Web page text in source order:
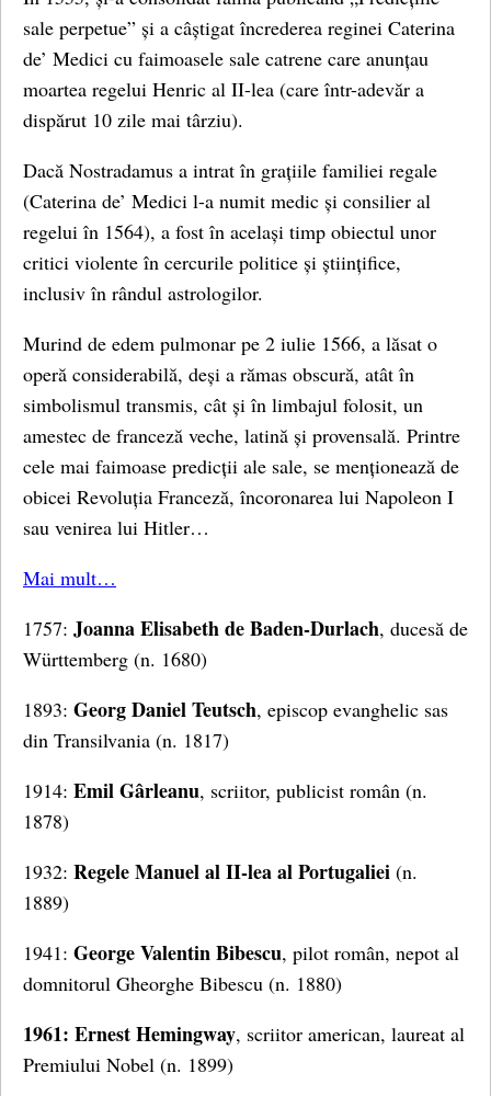
sale perpetue” și a câștigat încrederea reginei Caterina
de’ Medici cu faimoasele sale catrene care anunțau
moartea regelui Henric al II-lea (care într-adevăr a
dispărut 10 zile mai târziu).
Dacă Nostradamus a intrat în grațiile familiei regale
(Caterina de’ Medici l-a numit medic și consilier al
regelui în 1564), a fost în același timp obiectul unor
critici violente în cercurile politice și științifice,
inclusiv în rândul astrologilor.
Murind de edem pulmonar pe 2 iulie 1566, a lăsat o
operă considerabilă, deși a rămas obscură, atât în ​​
simbolismul transmis, cât și în limbajul folosit, un
amestec de franceză veche, latină și provensală. Printre
cele mai faimoase predicții ale sale, se menționează de
obicei Revoluția Franceză, încoronarea lui Napoleon I
sau venirea lui Hitler…
Mai mult…
1757: Joanna Elisabeth de Baden-Durlach, ducesă de
Württemberg (n. 1680)
1893: Georg Daniel Teutsch, episcop evanghelic sas
din Transilvania (n. 1817)
1914: Emil Gârleanu, scriitor, publicist român (n.
1878)
1932: Regele Manuel al II-lea al Portugaliei (n.
1889)
1941: George Valentin Bibescu, pilot român, nepot al
domnitorul Gheorghe Bibescu (n. 1880)
1961: Ernest Hemingway, scriitor american, laureat al
Premiului Nobel (n. 1899)